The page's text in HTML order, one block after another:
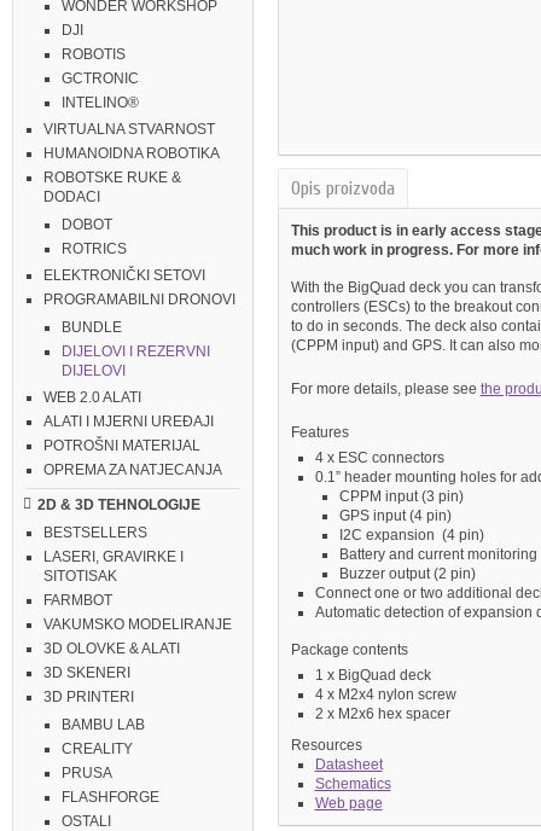
WONDER WORKSHOP
DJI
ROBOTIS
GCTRONIC
INTELINO®
VIRTUALNA STVARNOST
HUMANOIDNA ROBOTIKA
ROBOTSKE RUKE &
DODACI
DOBOT
ROTRICS
ELEKTRONIČKI SETOVI
PROGRAMABILNI DRONOVI
BUNDLE
DIJELOVI I REZERVNI
DIJELOVI
WEB 2.0 ALATI
ALATI I MJERNI UREĐAJI
POTROŠNI MATERIJAL
OPREMA ZA NATJECANJA
2D & 3D TEHNOLOGIJE
BESTSELLERS
LASERI, GRAVIRKE I
SITOTISAK
FARMBOT
VAKUMSKO MODELIRANJE
3D OLOVKE & ALATI
3D SKENERI
3D PRINTERI
BAMBU LAB
CREALITY
PRUSA
FLASHFORGE
OSTALI
Opis proizvoda
This product is in early access
much work in progress. For more
With the BigQuad deck you can
controllers (ESCs) to the breakout
to do in seconds. The deck also
(CPPM input) and GPS. It can also
For more details, please see the
Features
4 x ESC connectors
0.1” header mounting holes for
CPPM input (3 pin)
GPS input (4 pin)
I2C expansion (4 pin)
Battery and current
Buzzer output (2 pin)
Connect one or two additional
Automatic detection of expansion
Package contents
1 x BigQuad deck
4 x M2x4 nylon screw
2 x M2x6 hex spacer
Resources
Datasheet
Schematics
Web page